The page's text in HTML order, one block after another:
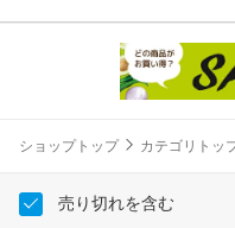
ショップトップ カテゴリトッ
売り切れを含む